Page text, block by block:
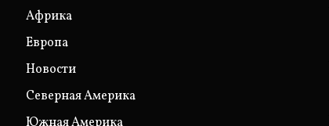
Африка
Европа
Новости
Северная Америка